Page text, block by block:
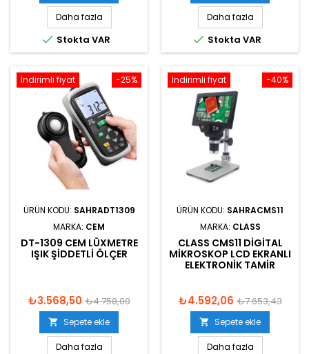
Daha fazla
 Stokta VAR
Daha fazla
 Stokta VAR
-25%
İndirimli fiyat
ÜRÜN KODU: SAHRADT1309
MARKA: CEM
DT-1309 CEM LÜXMETRE
IŞIK ŞIDDETLI ÖLÇER
₺3.568,50 ₺4.758,00
 Sepete ekle
Daha fazla
-40%
İndirimli fiyat
ÜRÜN KODU: SAHRACMS11
MARKA: CLASS
CLASS CMS11 DIGITAL
MIKROSKOP LCD EKRANLI
ELEKTRONIK TAMIR
₺4.592,06 ₺7.653,43
 Sepete ekle
Daha fazla